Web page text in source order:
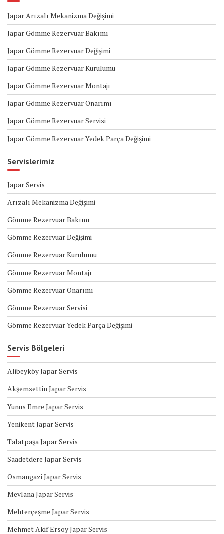
Japar Arızalı Mekanizma Değişimi
Japar Gömme Rezervuar Bakımı
Japar Gömme Rezervuar Değişimi
Japar Gömme Rezervuar Kurulumu
Japar Gömme Rezervuar Montajı
Japar Gömme Rezervuar Onarımı
Japar Gömme Rezervuar Servisi
Japar Gömme Rezervuar Yedek Parça Değişimi
Servislerimiz
Japar Servis
Arızalı Mekanizma Değişimi
Gömme Rezervuar Bakımı
Gömme Rezervuar Değişimi
Gömme Rezervuar Kurulumu
Gömme Rezervuar Montajı
Gömme Rezervuar Onarımı
Gömme Rezervuar Servisi
Gömme Rezervuar Yedek Parça Değişimi
Servis Bölgeleri
Alibeyköy Japar Servis
Akşemsettin Japar Servis
Yunus Emre Japar Servis
Yenikent Japar Servis
Talatpaşa Japar Servis
Saadetdere Japar Servis
Osmangazi Japar Servis
Mevlana Japar Servis
Mehterçeşme Japar Servis
Mehmet Akif Ersoy Japar Servis